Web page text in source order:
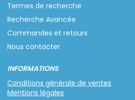
Termes de recherche
Recherche Avancée
Commandes et retours
Nous contacter
INFORMATIONS
Conditions générale de ventes
Mentions légales